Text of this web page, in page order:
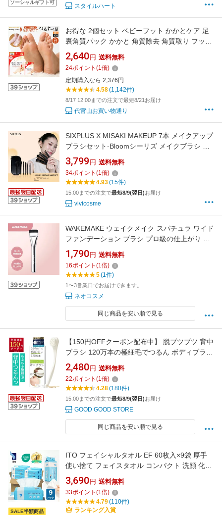
ソーシャルギフト可
スタイルハート
お得な 2個セット ベビーフット かかとケア 足
裏角質パック かかと 角質除去 角質取り フット
ケア 削らない 角質ケア 足裏ケア 足 パック フ
ットパック baby foot リベルタ イージー パック
(60分) 2個セット
2,640 円 送料無料
24ポイント (1倍)
定期購入なら 2,376円
4.58(1,142件)
8/17 12:00までの注文で最短8/21お届け
代官山お買い物通り
SIXPLUS X MISAKI MAKEUP 7本 メイクアップ
ブラシセット-Bloomシーリズ メイクブラシ セ
ット メイクブラシセット コラボ メイク筆 化粧
筆 化粧ブラシセット 化粧ブラシ 誕生日 プレゼ
ント ギフト★送料無料・あす楽対応★
3,799 円 送料無料
34ポイント (1倍)
4.93(15件)
15:00までの注文で最短8/9(翌日)お届け
vivicosme
WAKEMAKE ウェイクメイク スパチュラ ワイド
ファンデーション ブラシ プロ級の仕上がり メ
イク道具 塗りやすい 小鼻
1,790 円 送料無料
16ポイント (1倍)
5(1件)
1〜3営業日でお届けできます。
ネオコスメ
同じ商品を安い順で見る
【150円OFFクーポン配布中】 脱ブツブツ 背中
ブラシ 120万本の極細毛でつるん ボディブラシ
背中ニキビ 背中 ニキビ シャワーブラシ お風呂
洗う グッズ ボディ 洗い ブラシ レディース メ
ンズ 男性 女性 男女兼用 Coneflake
2,480 円 送料無料
22ポイント (1倍)
4.28(180件)
15:00までの注文で最短8/9(翌日)お届け
GOOD GOOD STORE
同じ商品を安い順で見る
SALE半額商品
ITO フェイシャルタオル EF 60枚入×9袋 厚手
使い捨て フェイスタオル コンパクト 洗顔 化粧
メイク落とし クレンジングタオル 手拭き フェ
イシャルタオル クレンジングコットン 肌荒れ
対策 敏感肌 摩擦レス 滑らかつや肌 赤ちゃんに
も優しい OEKO-TEX®認証取得
3,690 円 送料無料
33ポイント (1倍)
4.79(110件)
ランキング入賞